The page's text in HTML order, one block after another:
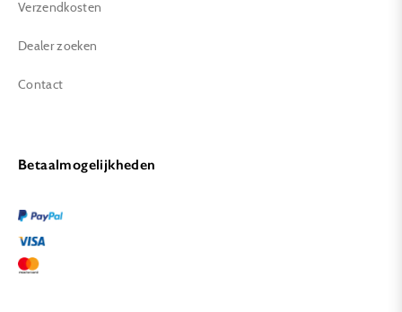
Verzendkosten
Dealer zoeken
Contact
Betaalmogelijkheden